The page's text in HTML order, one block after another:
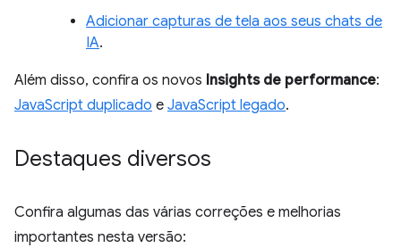
Adicionar capturas de tela aos seus chats de
IA.
Além disso, confira os novos Insights de performance:
JavaScript duplicado e JavaScript legado.
Destaques diversos
Confira algumas das várias correções e melhorias
importantes nesta versão: